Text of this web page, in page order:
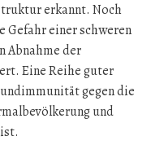
erkannt. Noch
Gefahr einer schweren
Abnahme der
Eine Reihe guter
gegen die
und